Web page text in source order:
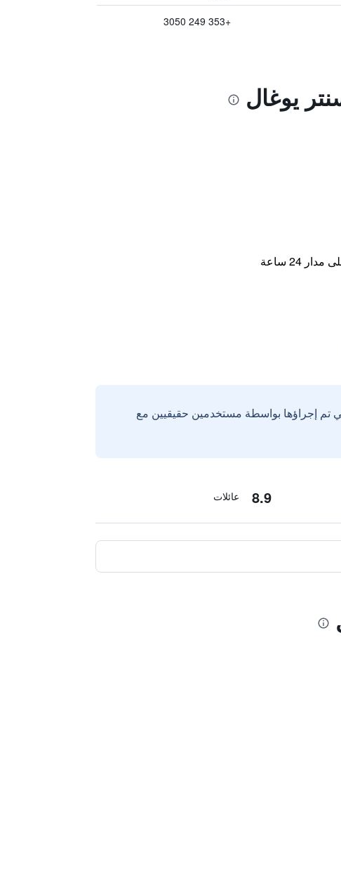
+353 249 3050
يوغال
24 ساعة
تم إجراؤها بواسطة مستخدمين حقيقيين مع
8.9 عائلات